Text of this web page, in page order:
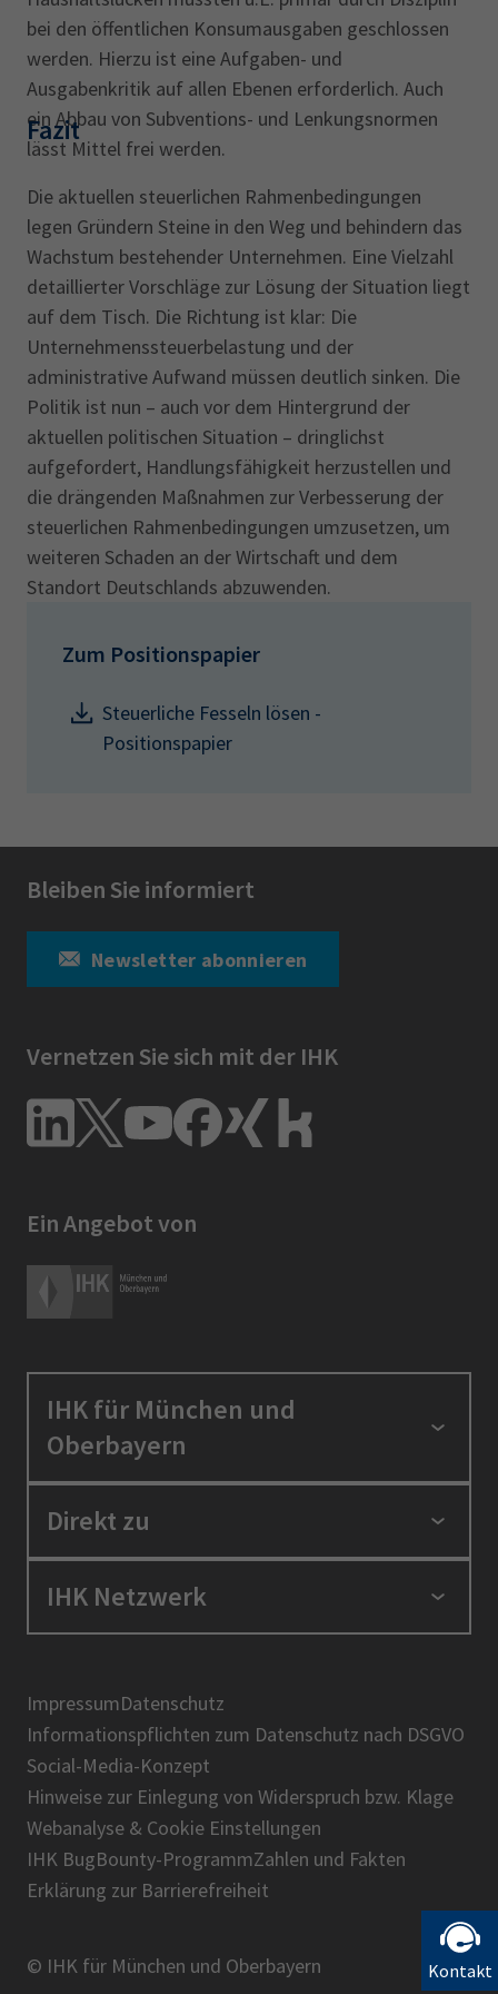
Kontakt
bei den öffentlichen Konsumausgaben geschlossen
werden. Hierzu ist eine Aufgaben- und
Ausgabenkritik auf allen Ebenen erforderlich. Auch
ein Abbau von Subventions- und Lenkungsnormen
lässt Mittel frei werden.
Fazit
Die aktuellen steuerlichen Rahmenbedingungen
legen Gründern Steine in den Weg und behindern das
Wachstum bestehender Unternehmen. Eine Vielzahl
detaillierter Vorschläge zur Lösung der Situation liegt
auf dem Tisch. Die Richtung ist klar: Die
Unternehmenssteuerbelastung und der
administrative Aufwand müssen deutlich sinken. Die
Politik ist nun – auch vor dem Hintergrund der
aktuellen politischen Situation – dringlichst
aufgefordert, Handlungsfähigkeit herzustellen und
die drängenden Maßnahmen zur Verbesserung der
steuerlichen Rahmenbedingungen umzusetzen, um
weiteren Schaden an der Wirtschaft und dem
Standort Deutschlands abzuwenden.
Zum Positionspapier
Steuerliche Fesseln lösen -
Positionspapier
Bleiben Sie informiert
Newsletter abonnieren
Vernetzen Sie sich mit der IHK
Ein Angebot von
IHK für München und
Oberbayern
Standortpolitik
Berufszugang
Über uns
Direkt zu
Positionen
Presse
IHK-Magazin
IHK Netzwerk
BIHK
DIHK
AHK
IHK-Standortportal Bayern
ImpressumDatenschutz
Informationspflichten zum Datenschutz nach DSGVO
Social-Media-Konzept
Hinweise zur Einlegung von Widerspruch bzw. Klage
Webanalyse & Cookie Einstellungen
IHK BugBounty-ProgrammZahlen und Fakten
Erklärung zur Barrierefreiheit
© IHK für München und Oberbayern